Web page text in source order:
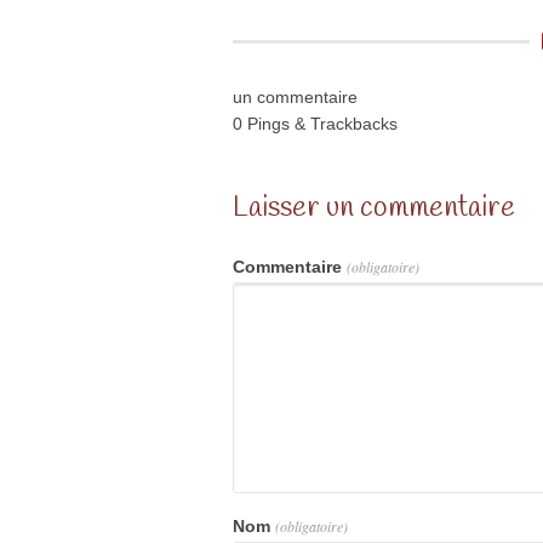
un commentaire
0 Pings & Trackbacks
Laisser un commentaire
Commentaire (obligatoire)
Nom (obligatoire)